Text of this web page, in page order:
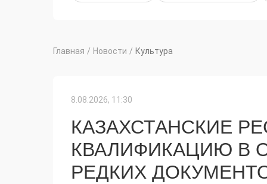
Главная / Новости / Культура
8.08.2026, 11:30
КАЗАХСТАНСКИЕ
КВАЛИФИКАЦИЮ В
РЕДКИХ